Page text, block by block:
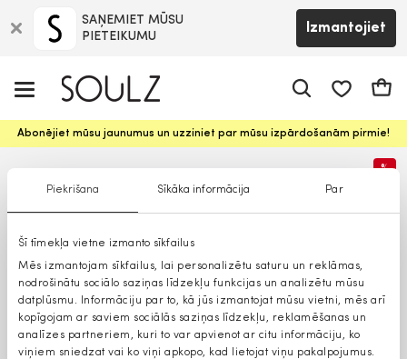
Piekrišana Sīkāka informācija Par
Šī tīmekļa vietne izmanto sīkfailus
Mēs izmantojam sīkfailus, lai personalizētu saturu un reklāmas,
nodrošinātu sociālo saziņas līdzekļu funkcijas un analizētu mūsu
datplūsmu. Informāciju par to, kā jūs izmantojat mūsu vietni, mēs arī
kopīgojam ar saviem sociālās saziņas līdzekļu, reklamēšanas un
analīzes partneriem, kuri to var apvienot ar citu informāciju, ko
viņiem sniedzat vai ko viņi apkopo, kad lietojat viņu pakalpojumus.
SAŅEMIET MŪSU
PIETEIKUMU
Izmantojiet
Abonējiet mūsu jaunumus un uzziniet par mūsu izpārdošanām pirmie!
%